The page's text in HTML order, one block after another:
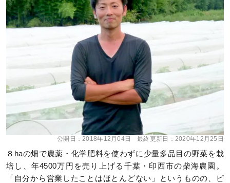
公開日：2018年12月04日 最終更新日： 2020年12月25日
８haの畑で農薬・化学肥料を使わずに少量多品目の野菜を栽
培し、年4500万円を売り上げる千葉・印西市の柴海農園。
「自分から営業したことはほとんどない」というものの、ピ